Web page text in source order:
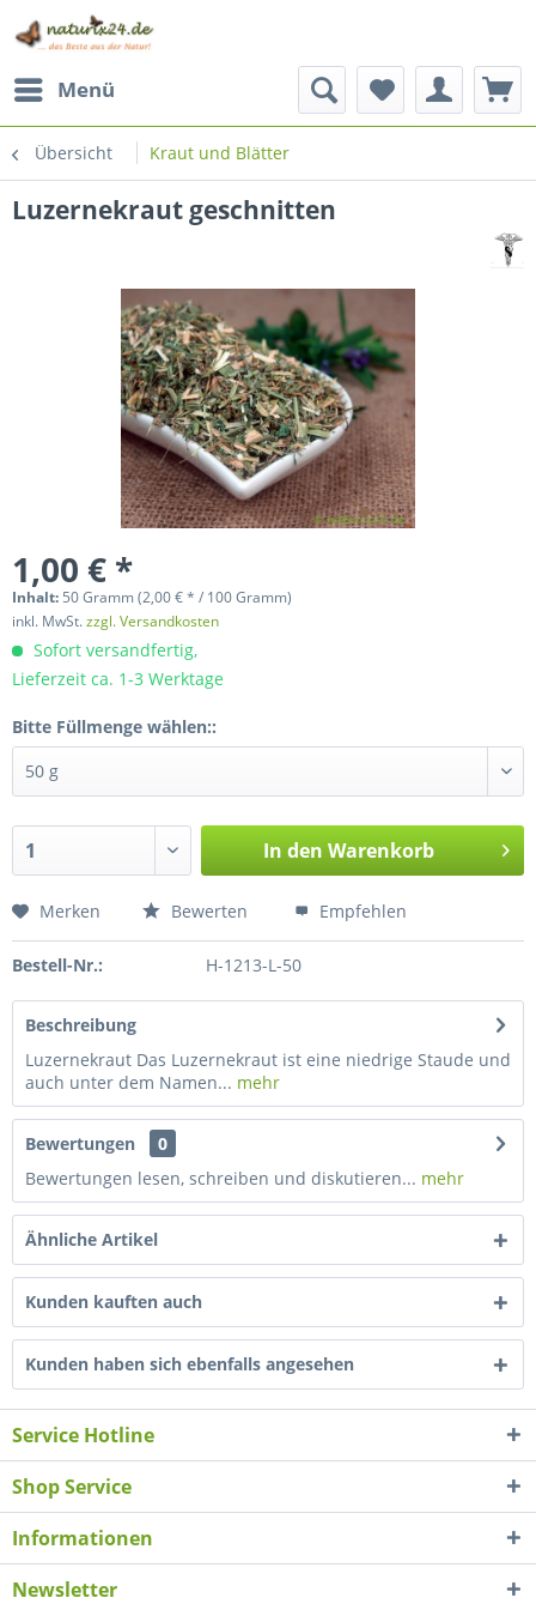
Menü
Übersicht Kraut und Blätter
Luzernekraut geschnitten
1,00 € *
Inhalt: 50 Gramm (2,00 € * / 100 Gramm)
inkl. MwSt.zzgl. Versandkosten
Sofort versandfertig,
Lieferzeit ca. 1-3 Werktage
Bitte Füllmenge wählen::
In den Warenkorb
Merken Bewerten Empfehlen
Bestell-Nr.: H-1213-L-50
Beschreibung
Luzernekraut Das Luzernekraut ist eine niedrige Staude und
auch unter dem Namen... mehr
Bewertungen
0
Bewertungen lesen, schreiben und diskutieren... mehr
Ähnliche Artikel
Kunden kauften auch
Kunden haben sich ebenfalls angesehen
Service Hotline
Shop Service
Informationen
Newsletter